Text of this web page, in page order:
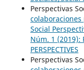
Perspectivas
colaboraciones
Social
Núm. 1 (2019):
PERSPECTIVES
Perspectivas